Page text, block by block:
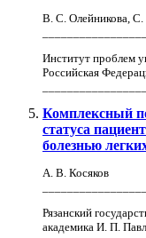
В. С. Олейникова,
Институт проблем
Российская
Комплексный
статуса
болезнью
А. В. Косяков
Рязанский
академика И. П.